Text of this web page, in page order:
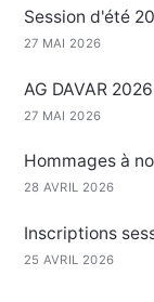
Session d'été
27 MAI 2026
AG DAVAR 2026
27 MAI 2026
Hommages à
28 AVRIL 2026
Inscriptions
25 AVRIL 2026